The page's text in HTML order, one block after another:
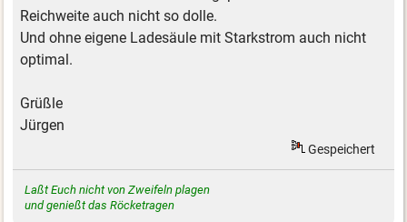
Reichweite auch nicht so dolle.
Und ohne eigene Ladesäule mit Starkstrom auch nicht
optimal.
Grüßle
Jürgen
Gespeichert
Laßt Euch nicht von Zweifeln plagen
und genießt das Röcketragen